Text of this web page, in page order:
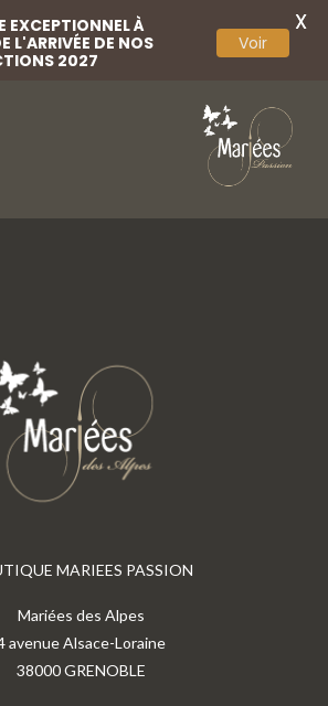
23 Jesus Peiro
MARIEES PASSION
Mariées des Alpes
avenue Alsace-Loraine
38000 GRENOBLE
EXCEPTIONNEL À
L'ARRIVÉE DE NOS
2027
Voir
X